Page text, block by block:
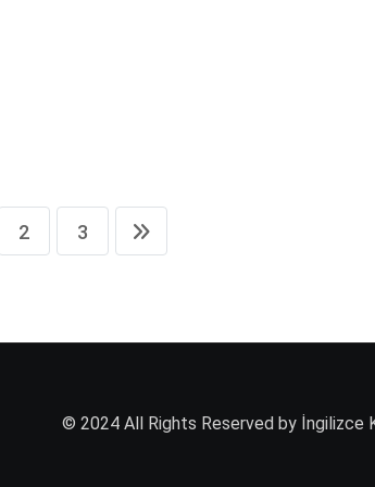
2 3
© 2024 All Rights Reserved by İngilizce